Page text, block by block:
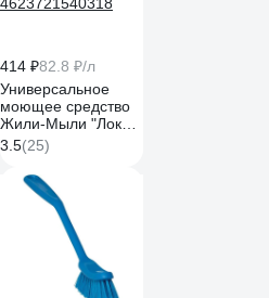
414 ₽82.8 ₽/л
Универсальное
моющее средство
Жили-Мыли "Локус"
аромат "Лимон", 5
л, ПЭТ
4623721540318
3.5(25)